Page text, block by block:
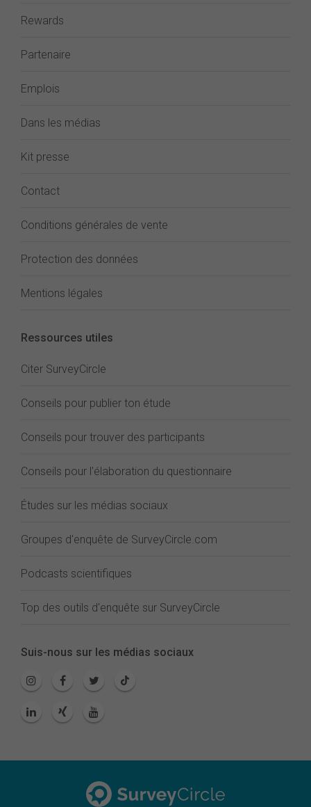
Rewards
Partenaire
Emplois
Dans les médias
Kit presse
Contact
Conditions générales de vente
Protection des données
Mentions légales
Ressources utiles
Citer SurveyCircle
Conseils pour publier ton étude
Conseils pour trouver des participants
Conseils pour l'élaboration du questionnaire
Études sur les médias sociaux
Groupes d'enquête de SurveyCircle.com
Podcasts scientifiques
Top des outils d'enquête sur SurveyCircle
Suis-nous sur les médias sociaux